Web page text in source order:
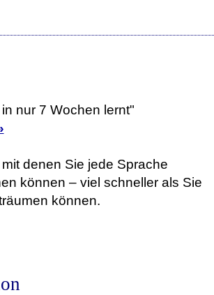
nur 7 Wochen lernt"
denen Sie jede Sprache
können – viel schneller als Sie
können.